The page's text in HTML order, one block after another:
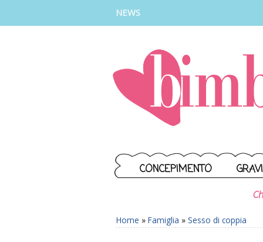
NEWS
CONCEPIMENTO
Home » Famiglia » Sesso di coppia